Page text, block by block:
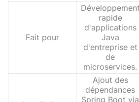
Fait pour
Développement
rapide
d'applications
Java
d'entreprise et
de
microservices.
Ajout des
dépendances
Spring Boot via